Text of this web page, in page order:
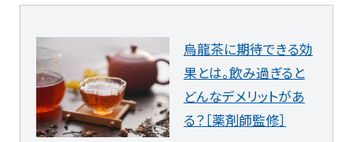
烏龍茶に期待できる効
果とは。飲み過ぎると
どんなデメリットがあ
る？［薬剤師監修］